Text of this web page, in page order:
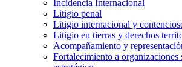
Incidencia Internacional
Litigio penal
Litigio internacional y
Litigio en tierras y derechos
Acompañamiento y
Fortalecimiento a